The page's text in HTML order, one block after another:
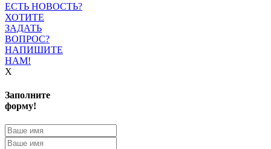
ЕСТЬ НОВОСТЬ?
ХОТИТЕ
ЗАДАТЬ
ВОПРОС?
НАПИШИТЕ
НАМ!
X
Заполните
форму!